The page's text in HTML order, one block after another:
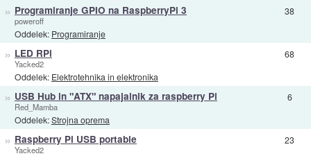
» Programiranje GPIO na RaspberryPi 3
poweroff
Oddelek: Programiranje
38
» LED RPi
Yacked2
Oddelek: Elektrotehnika in elektronika
68
» USB Hub in "ATX" napajalnik za raspberry Pi
Red_Mamba
Oddelek:Strojna oprema
6
» Raspberry Pi USB portable
Yacked2
23